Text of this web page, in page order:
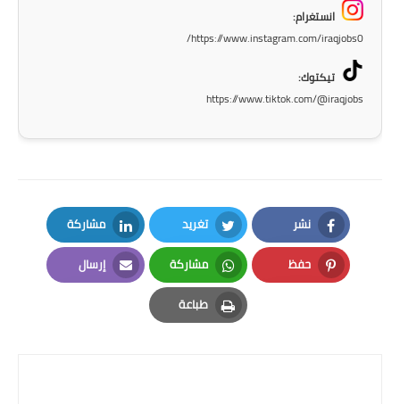
انستغرام:
https://www.instagram.com/iraqjobs0/
تيكتوك:
https://www.tiktok.com/@iraqjobs
نشر
Facebook
تغريد
Twitter
مشاركة
LinkedIn
حفظ
Pinterest
مشاركة
Whatsapp
إرسال
Email
طباعة
Print